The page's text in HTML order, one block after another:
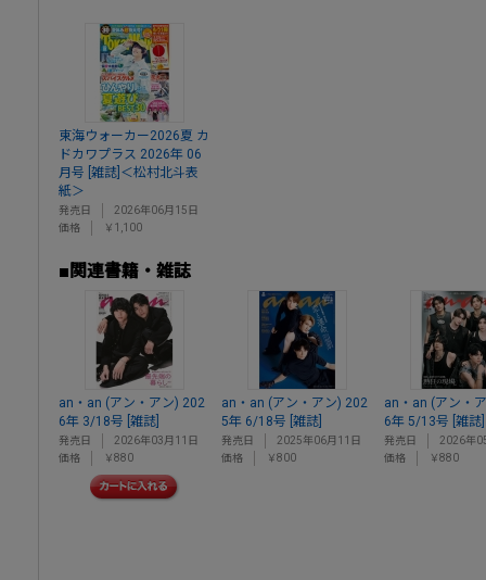
東海ウォーカー2026夏 カ
ドカワプラス 2026年 06
月号 [雑誌]＜松村北斗表
紙＞
発売日
2026年06月15日
価格
￥1,100
■関連書籍・雑誌
an・an (アン・アン) 202
6年 3/18号 [雑誌]
発売日
2026年03月11日
価格
￥880
an・an (アン・アン) 202
5年 6/18号 [雑誌]
発売日
2025年06月11日
価格
￥800
an・an (アン・
6年 5/13号 [雑誌]
発売日
2026年
価格
￥880